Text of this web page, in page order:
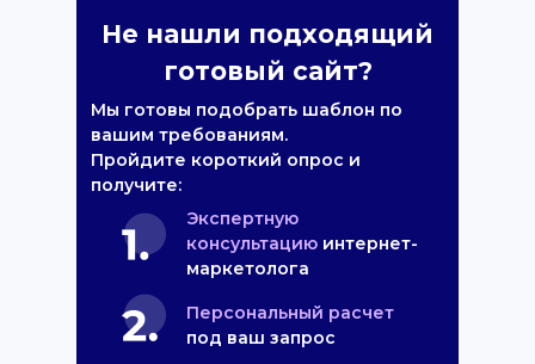
Не нашли подходящий
готовый сайт?
Мы готовы подобрать шаблон по
вашим требованиям.
Пройдите короткий опрос и
получите:
Экспертную
консультацию интернет-
маркетолога
Персональный расчет
под ваш запрос